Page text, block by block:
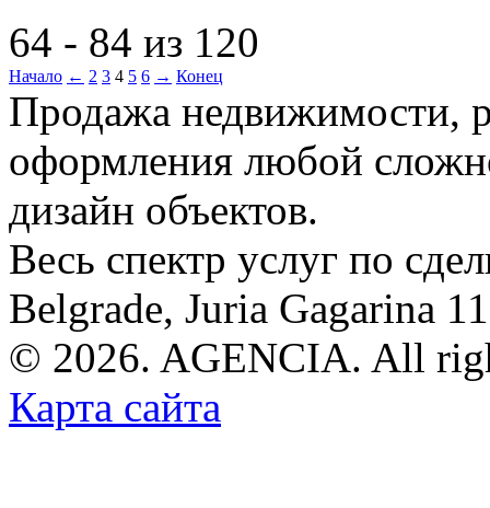
64 - 84 из 120
Начало ← 2 3 4 5 6 → Конец
Продажа недвижимости,
оформления любой
дизайн объектов.
Весь спектр услуг по
Belgrade, Juria Gagarina
© 2026. AGENCIA. All
Карта сайта